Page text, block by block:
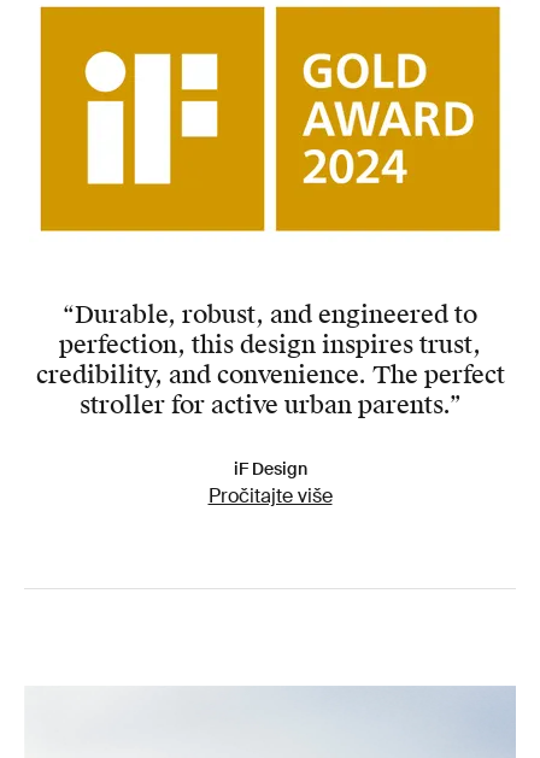
“Durable, robust, and engineered to
perfection, this design inspires trust,
credibility, and convenience. The perfect
stroller for active urban parents.”
iF Design
Pročitajte više